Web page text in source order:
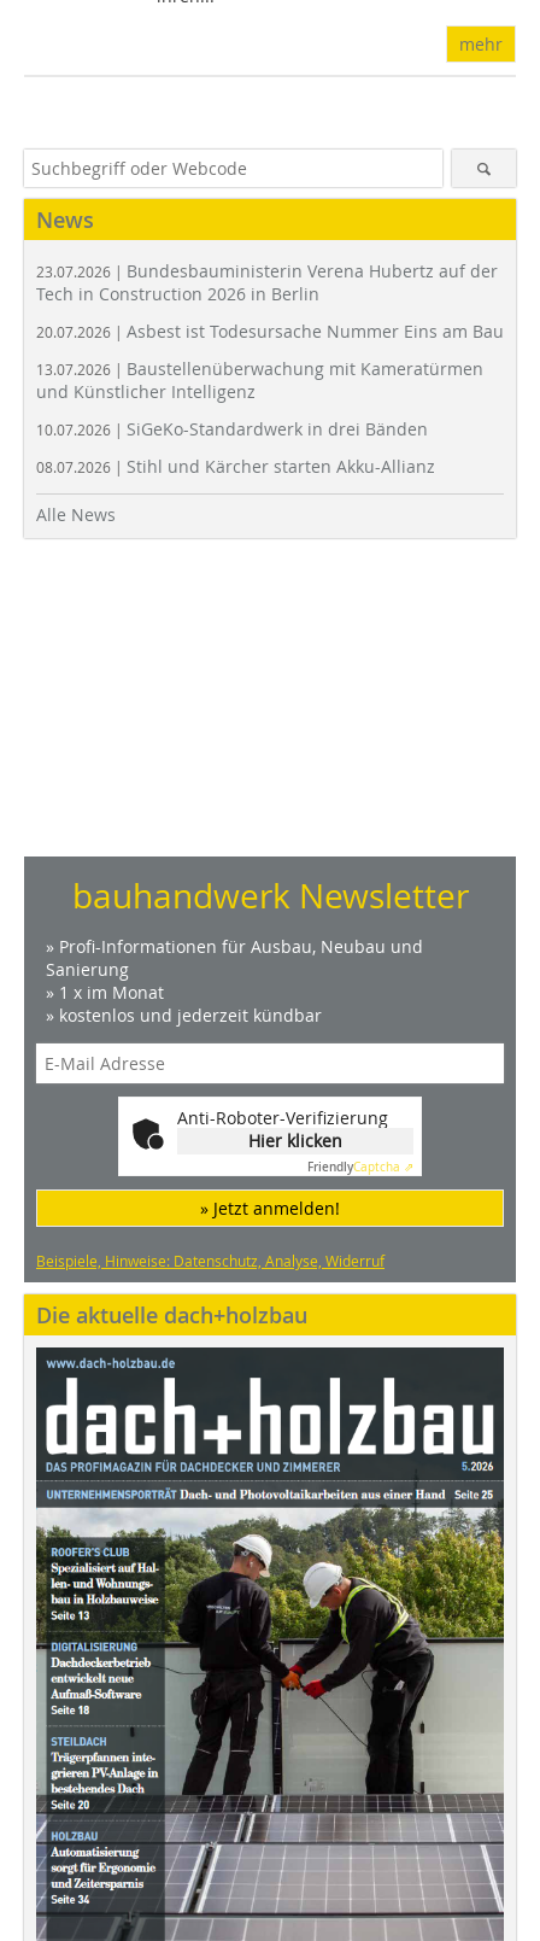
mehr
News
23.07.2026 | Bundesbauministerin Verena Hubertz auf der
Tech in Construction 2026 in Berlin
20.07.2026 | Asbest ist Todesursache Nummer Eins am Bau
13.07.2026 | Baustellenüberwachung mit Kameratürmen
und Künstlicher Intelligenz
10.07.2026 | SiGeKo-Standardwerk in drei Bänden
08.07.2026 | Stihl und Kärcher starten Akku-Allianz
Alle News
bauhandwerk Newsletter
» Profi-Informationen für Ausbau, Neubau und
Sanierung
» 1 x im Monat
» kostenlos und jederzeit kündbar
Anti-Roboter-Verifizierung
Hier klicken
FriendlyCaptcha ⇗
» Jetzt anmelden!
Beispiele, Hinweise: Datenschutz, Analyse, Widerruf
Die aktuelle dach+holzbau